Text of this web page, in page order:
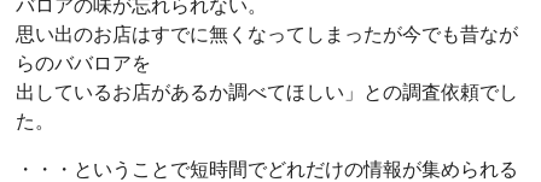
o
o
k
a
バロアの味が忘れられない。
思い出のお店はすでに無くなってしまったが今でも昔なが
らのババロアを
出しているお店があるか調べてほしい」との調査依頼でし
た。
・・・ということで短時間でどれだけの情報が集められる